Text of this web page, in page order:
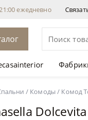
ежедневно
/ Комоды / Комод
Dolcevita